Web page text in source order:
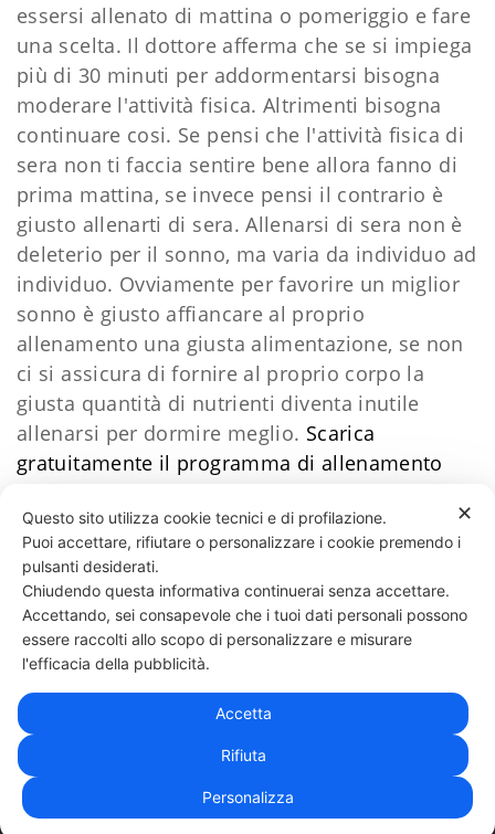
essersi allenato di mattina o pomeriggio e fare
una scelta. Il dottore afferma che se si impiega
più di 30 minuti per addormentarsi bisogna
moderare l'attività fisica. Altrimenti bisogna
continuare cosi. Se pensi che l'attività fisica di
sera non ti faccia sentire bene allora fanno di
prima mattina, se invece pensi il contrario è
giusto allenarti di sera. Allenarsi di sera non è
deleterio per il sonno, ma varia da individuo ad
individuo. Ovviamente per favorire un miglior
sonno è giusto affiancare al proprio
allenamento una giusta alimentazione, se non
ci si assicura di fornire al proprio corpo la
giusta quantità di nutrienti diventa inutile
allenarsi per dormire meglio. Scarica
gratuitamente il programma di allenamento
65 LIKES
331 818 4777DANIELE ESPOSITO
| PRIVACY POLICY
✕
Questo sito utilizza cookie tecnici e di profilazione.
Puoi accettare, rifiutare o personalizzare i cookie premendo i
pulsanti desiderati.
Chiudendo questa informativa continuerai senza accettare.
Accettando, sei consapevole che i tuoi dati personali possono
essere raccolti allo scopo di personalizzare e misurare
l'efficacia della pubblicità.
Accetta
Rifiuta
Personalizza